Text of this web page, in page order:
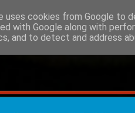
uses cookies from Google to
with Google along with
and to detect and address